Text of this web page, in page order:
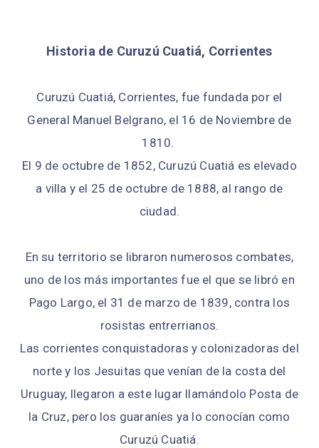
Historia de Curuzú Cuatiá, Corrientes
Curuzú Cuatiá, Corrientes, fue fundada por el
General Manuel Belgrano, el 16 de Noviembre de
1810.
El 9 de octubre de 1852, Curuzú Cuatiá es elevado
a villa y el 25 de octubre de 1888, al rango de
ciudad.
En su territorio se libraron numerosos combates,
uno de los más importantes fue el que se libró en
Pago Largo, el 31 de marzo de 1839, contra los
rosistas entrerrianos.
Las corrientes conquistadoras y colonizadoras del
norte y los Jesuitas que venían de la costa del
Uruguay, llegaron a este lugar llamándolo Posta de
la Cruz, pero los guaraníes ya lo conocían como
Curuzú Cuatiá.